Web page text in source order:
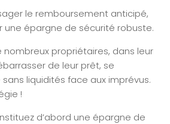
le remboursement anticipé,
une épargne de sécurité robuste.
nombreux propriétaires, dans leur
de leur prêt, se
liquidités face aux imprévus.
!
d’abord une épargne de